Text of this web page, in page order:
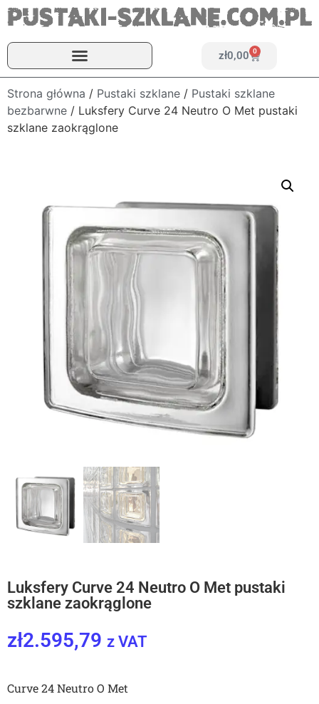
zł0,00 0
Strona główna / Pustaki szklane / Pustaki szklane
bezbarwne / Luksfery Curve 24 Neutro O Met pustaki
szklane zaokrąglone
Luksfery Curve 24 Neutro O Met pustaki
szklane zaokrąglone
zł2.595,79 z VAT
Curve 24 Neutro O Met